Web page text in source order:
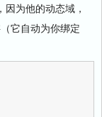
为他的动态域，
它自动为你绑定